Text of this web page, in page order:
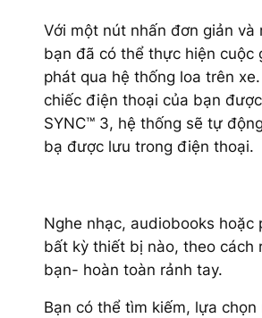
Với một nút nhấn đơn giản và
bạn đã có thể thực hiện cuộc
phát qua hệ thống loa trên
chiếc điện thoại của bạn
SYNC™ 3, hệ thống sẽ tự
bạ được lưu trong điện thoại.
Nghe nhạc, audiobooks hoặc
bất kỳ thiết bị nào, theo cách
bạn- hoàn toàn rảnh tay.
Bạn có thể tìm kiếm, lựa